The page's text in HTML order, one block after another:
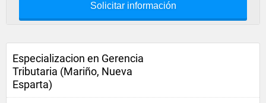
Solicitar información
Especializacion en Gerencia
Tributaria (Mariño, Nueva
Esparta)